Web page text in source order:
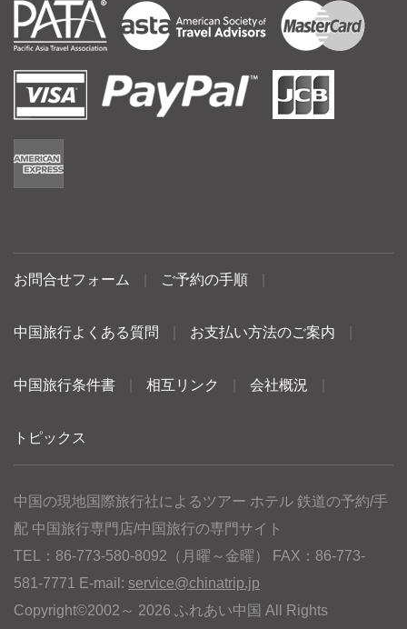
お問合せフォーム ご予約の手順
中国旅行よくある質問 お支払い方法のご案内
中国旅行条件書 相互リンク 会社概況
トピックス
中国の現地国際旅行社によるツアー ホテル 鉄道の予約/手
配 中国旅行専門店/中国旅行の専門サイト
TEL：86-773-580-8092（月曜～金曜） FAX：86-773-
581-7771 E-mail: service@chinatrip.jp
Copyright©2002～ 2026 ふれあい中国 All Rights